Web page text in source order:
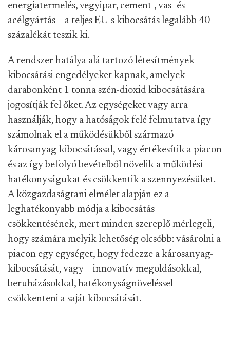
energiatermelés, vegyipar, cement-, vas- és
acélgyártás – a teljes EU-s kibocsátás legalább 40
százalékát teszik ki.
A rendszer hatálya alá tartozó létesítmények
kibocsátási engedélyeket kapnak, amelyek
darabonként 1 tonna szén-dioxid kibocsátására
jogosítják fel őket. Az egységeket vagy arra
használják, hogy a hatóságok felé felmutatva így
számolnak el a működésükből származó
károsanyag-kibocsátással, vagy értékesítik a piacon
és az így befolyó bevételből növelik a működési
hatékonyságukat és csökkentik a szennyezésüket.
A közgazdaságtani elmélet alapján ez a
leghatékonyabb módja a kibocsátás
csökkentésének, mert minden szereplő mérlegeli,
hogy számára melyik lehetőség olcsóbb: vásárolni a
piacon egy egységet, hogy fedezze a károsanyag-
kibocsátását, vagy – innovatív megoldásokkal,
beruházásokkal, hatékonyságnöveléssel –
csökkenteni a saját kibocsátását.